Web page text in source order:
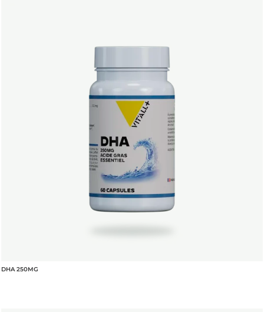
DHA 250MG